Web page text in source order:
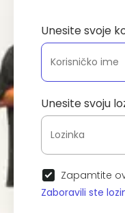
Unesite svoje
Unesite svoju
Zapamtite
Zaboravili ste